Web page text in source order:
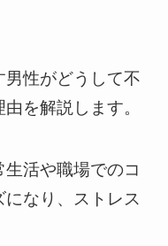
男性がどうして不
を解説します。
活や職場でのコ
になり、ストレス